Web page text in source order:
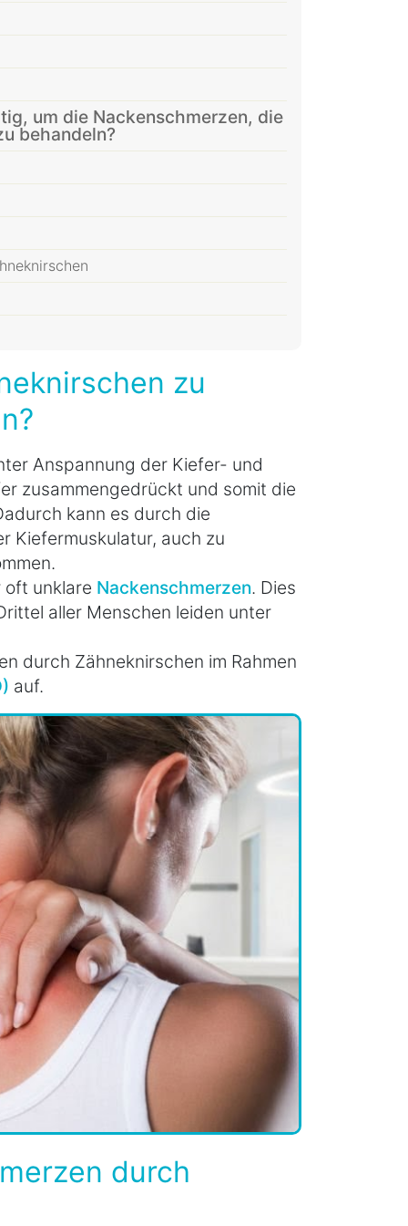
um die Nackenschmerzen, die
behandeln?
zu
Anspannung der Kiefer- und
zusammengedrückt und somit die
kann es durch die
Kiefermuskulatur, auch zu
oft unklare Nackenschmerzen. Dies
aller Menschen leiden unter
durch Zähneknirschen im Rahmen
auf.
durch